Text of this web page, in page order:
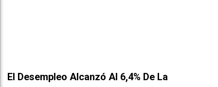
El Desempleo Alcanzó Al 6,4% De La